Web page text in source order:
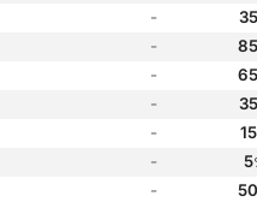
- 35
- 85
- 65
- 35
- 15
- 5
- 50